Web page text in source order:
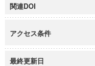
関連DOI
アクセス条件
最終更新日